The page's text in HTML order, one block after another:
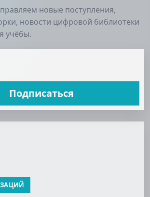
новые поступления,
новости цифровой библиотеки
учёбы.
Подписаться